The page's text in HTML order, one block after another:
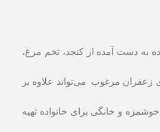
به دست آمده از کنجد، تخم مرغ،
زعفران مرغوب می‌تواند علاوه بر
و خانگی برای خانواده تهیه